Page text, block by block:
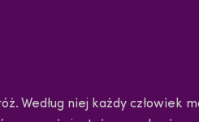
Według niej każdy człowiek